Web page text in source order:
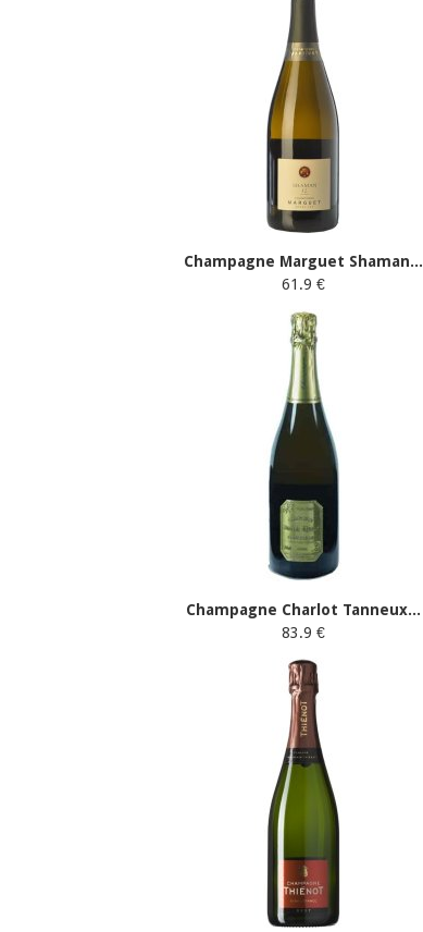
Champagne Marguet Shaman...
61.9 €
Champagne Charlot Tanneux...
83.9 €